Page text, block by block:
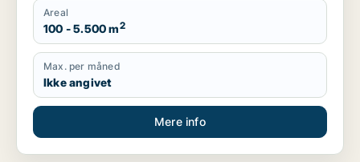
Areal
100 - 5.500 m2
Max. per måned
Ikke angivet
Mere info